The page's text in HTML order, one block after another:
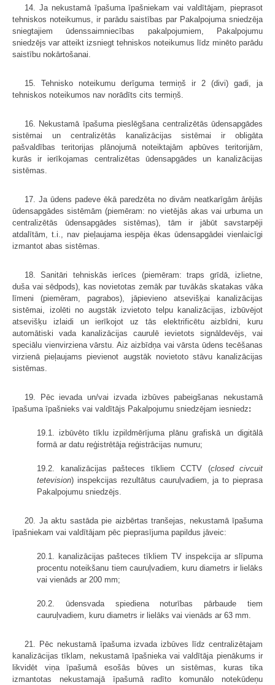
14. Ja nekustamā īpašuma īpašniekam vai valdītājam, pieprasot
tehniskos noteikumus, ir parādu saistības par Pakalpojuma sniedzēja
sniegtajiem ūdenssaimniecības pakalpojumiem, Pakalpojumu
sniedzējs var atteikt izsniegt tehniskos noteikumus līdz minēto parādu
saistību nokārtošanai.
15. Tehnisko noteikumu derīguma termiņš ir 2 (divi) gadi, ja
tehniskos noteikumos nav norādīts cits termiņš.
16. Nekustamā īpašuma pieslēgšana centralizētās ūdensapgādes
sistēmai un centralizētās kanalizācijas sistēmai ir obligāta
pašvaldības teritorijas plānojumā noteiktajām apbūves teritorijām,
kurās ir ierīkojamas centralizētas ūdensapgādes un kanalizācijas
sistēmas.
17. Ja ūdens padeve ēkā paredzēta no divām neatkarīgām ārējās
ūdensapgādes sistēmām (piemēram: no vietējās akas vai urbuma un
centralizētās ūdensapgādes sistēmas), tām ir jābūt savstarpēji
atdalītām, t.i., nav pieļaujama iespēja ēkas ūdensapgādei vienlaicīgi
izmantot abas sistēmas.
18. Sanitāri tehniskās ierīces (piemēram: traps grīdā, izlietne,
duša vai sēdpods), kas novietotas zemāk par tuvākās skatakas vāka
līmeni (piemēram, pagrabos), jāpievieno atsevišķai kanalizācijas
sistēmai, izolēti no augstāk izvietoto telpu kanalizācijas, izbūvējot
atsevišķu izlaidi un ierīkojot uz tās elektrificētu aizbīdni, kuru
automātiski vada kanalizācijas caurulē ievietots signāldevējs, vai
speciālu vienvirziena vārstu. Aiz aizbīdņa vai vārsta ūdens tecēšanas
virzienā pieļaujams pievienot augstāk novietoto stāvu kanalizācijas
sistēmas.
19. Pēc ievada un/vai izvada izbūves pabeigšanas nekustamā
īpašuma īpašnieks vai valdītājs Pakalpojumu sniedzējam iesniedz:
19.1. izbūvēto tīklu izpildmērījuma plānu grafiskā un digitālā
formā ar datu reģistrētāja reģistrācijas numuru;
19.2. kanalizācijas pašteces tīkliem CCTV (closed civcuit
tetevision) inspekcijas rezultātus cauruļvadiem, ja to pieprasa
Pakalpojumu sniedzējs.
20. Ja aktu sastāda pie aizbērtas tranšejas, nekustamā īpašuma
īpašniekam vai valdītājam pēc pieprasījuma papildus jāveic:
20.1. kanalizācijas pašteces tīkliem TV inspekcija ar slīpuma
procentu noteikšanu tiem cauruļvadiem, kuru diametrs ir lielāks
vai vienāds ar 200 mm;
20.2. ūdensvada spiediena noturības pārbaude tiem
cauruļvadiem, kuru diametrs ir lielāks vai vienāds ar 63 mm.
21. Pēc nekustamā īpašuma izvada izbūves līdz centralizētajam
kanalizācijas tīklam, nekustamā īpašnieka vai valdītāja pienākums ir
likvidēt viņa īpašumā esošās būves un sistēmas, kuras tika
izmantotas nekustamajā īpašumā radīto komunālo notekūdeņu